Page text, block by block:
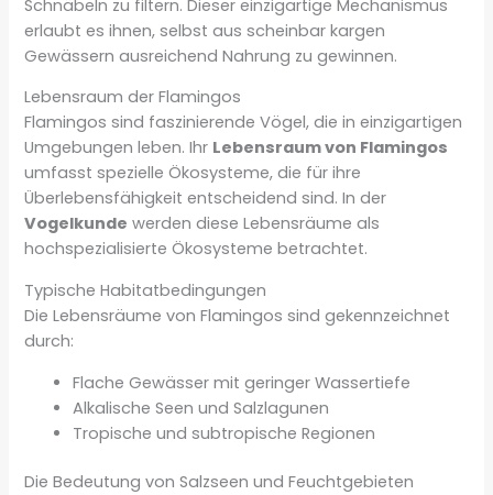
Schnäbeln zu filtern. Dieser einzigartige Mechanismus
erlaubt es ihnen, selbst aus scheinbar kargen
Gewässern ausreichend Nahrung zu gewinnen.
Lebensraum der Flamingos
Flamingos sind faszinierende Vögel, die in einzigartigen
Umgebungen leben. Ihr Lebensraum von Flamingos
umfasst spezielle Ökosysteme, die für ihre
Überlebensfähigkeit entscheidend sind. In der
Vogelkunde werden diese Lebensräume als
hochspezialisierte Ökosysteme betrachtet.
Typische Habitatbedingungen
Die Lebensräume von Flamingos sind gekennzeichnet
durch:
Flache Gewässer mit geringer Wassertiefe
Alkalische Seen und Salzlagunen
Tropische und subtropische Regionen
Die Bedeutung von Salzseen und Feuchtgebieten